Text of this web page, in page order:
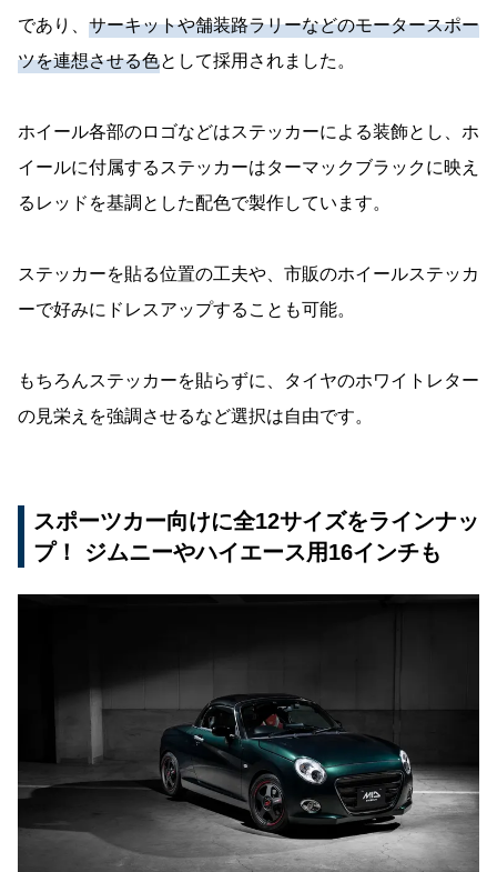
であり、 サーキットや舗装路ラリーなどのモータースポー
ツを連想させる色として採用されました。
ホイール各部のロゴなどはステッカーによる装飾とし、ホ
イールに付属するステッカーはターマックブラックに映え
るレッドを基調とした配色で製作しています。
ステッカーを貼る位置の工夫や、市販のホイールステッカ
ーで好みにドレスアップすることも可能。
もちろんステッカーを貼らずに、タイヤのホワイトレター
の見栄えを強調させるなど選択は自由です。
スポーツカー向けに全12サイズをラインナッ
プ！ ジムニーやハイエース用16インチも